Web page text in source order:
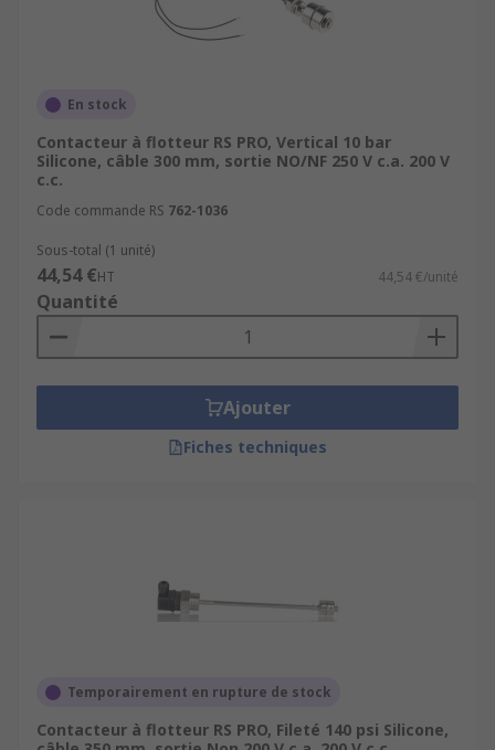
En stock
Contacteur à flotteur RS PRO, Vertical 10 bar
Silicone, câble 300 mm, sortie NO/NF 250 V c.a. 200 V
c.c.
Code commande RS 762-1036
Sous-total (1 unité)
44,54 €HT 44,54 €/unité
Quantité
Ajouter
Fiches techniques
Temporairement en rupture de stock
Contacteur à flotteur RS PRO, Fileté 140 psi Silicone,